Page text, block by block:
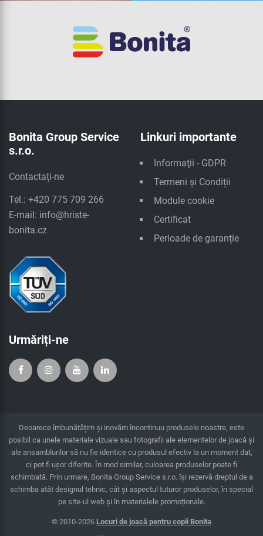
Bonita Group Service
s.r.o.
Contactați-ne
Tel.: +420 775 709 266
E-mail: info@hriste-
bonita.cz
Linkuri importante
Informaţii - GDPR
Termeni și Condiții
Module cookie
Certificat
Perioade de garanție
Urmăriți-ne
Deoarece îmbunătățim și inovăm încontinuu produsele noastre, este
posibil ca unele materiale vizuale sau fotografii ale elementelor de joacă și
ale ansamblurilor să nu fie identice cu produsul efectiv la un moment dat,
ci pot fi ușor diferite. În mod similar, culoarea produselor poate fi
schimbată. Prin urmare, Bonita Group Service s.r.o. îşi rezervă dreptul de a
schimba atât designul tehnic, cât şi aspectul tuturor produselor, în special
pe site-ul web și în materialele promoționale.
© 2010-2026 Locuri de joacă pentru copii Bonita